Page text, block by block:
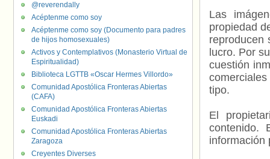
Las
propiedad
reproducen
lucro. Por
cuestión
tipo.
El
contenido.
información
@reverendally
Acéptenme como soy
Acéptenme como soy (Documento para padres
de hijos homosexuales)
Activos y Contemplativos (Monasterio Virtual de
Espiritualidad)
Biblioteca LGTTB «Oscar Hermes Villordo»
Comunidad Apostólica Fronteras Abiertas
(CAFA)
Comunidad Apostólica Fronteras Abiertas
Euskadi
Comunidad Apostólica Fronteras Abiertas
Zaragoza
Creyentes Diverses